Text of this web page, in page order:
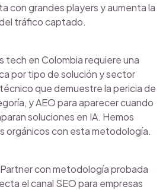
con grandes players y aumenta la
tráfico captado.
tech en Colombia requiere una
por tipo de solución y sector
que demuestre la pericia de
y AEO para aparecer cuando
soluciones en IA. Hemos
orgánicos con esta metodología.
con metodología probada
el canal SEO para empresas